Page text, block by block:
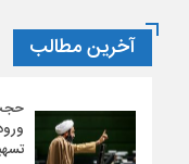
آخرین مطالب